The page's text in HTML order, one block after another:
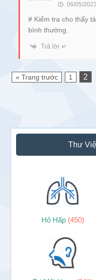
06/05/
# Kiểm tra cho thấy
bình thường.
Trả lời ↵
« Trang trước 1 2
Sidebar
chính
Thư
Hô Hấp (450)